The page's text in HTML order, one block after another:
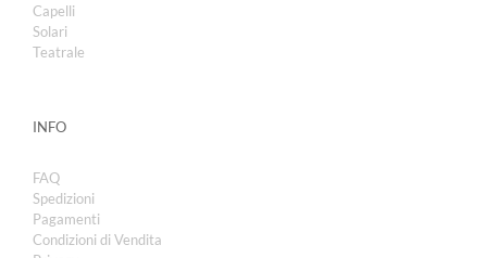
Capelli
Solari
Teatrale
INFO
FAQ
Spedizioni
Pagamenti
Condizioni di Vendita